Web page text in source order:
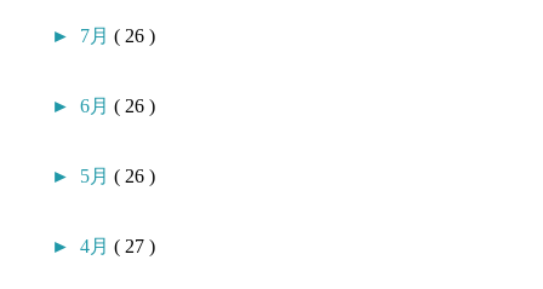
► 7月( 26 )
►6月( 26 )
► 5月( 26 )
►4月( 27 )